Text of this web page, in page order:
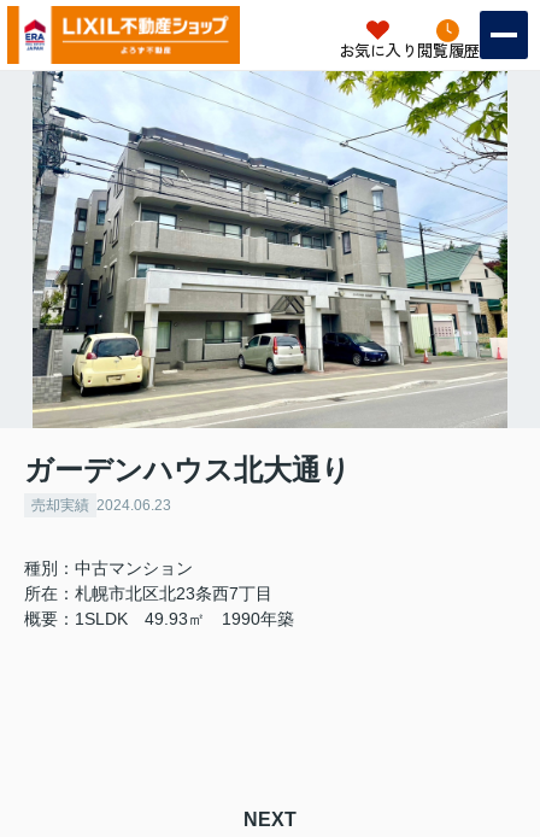
お気に入り 閲覧履歴
ガーデンハウス北大通り
売却実績 2024.06.23
種別：中古マンション
所在：札幌市北区北23条西7丁目
概要：1SLDK 49.93㎡ 1990年築
NEXT